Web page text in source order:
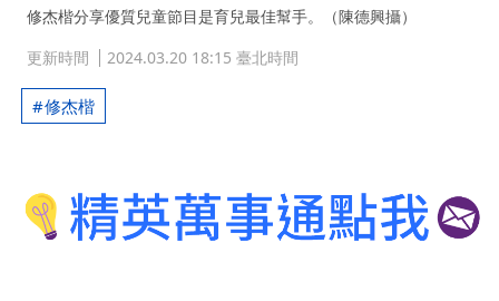
修杰楷分享優質兒童節目是育兒最佳幫手。（陳德興攝）
更新時間
2024.03.20 18:15 臺北時間
修杰楷